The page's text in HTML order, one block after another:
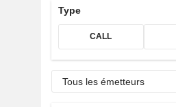
Type
CALL
Tous les émetteurs